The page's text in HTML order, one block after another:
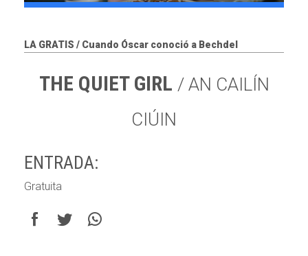
LA GRATIS / Cuando Óscar conoció a Bechdel
THE QUIET GIRL / AN CAILÍN
CIÚIN
ENTRADA:
Gratuita